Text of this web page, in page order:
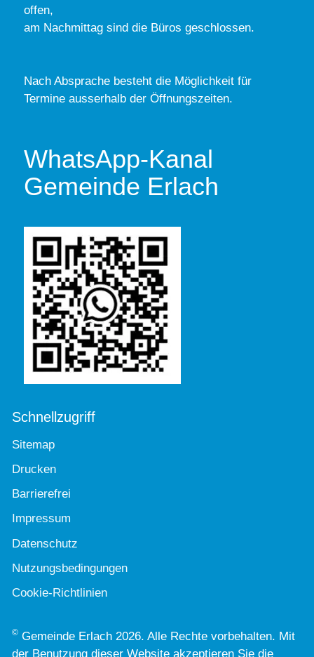
offen,
am Nachmittag sind die Büros geschlossen.
Nach Absprache besteht die Möglichkeit für
Termine ausserhalb der Öffnungszeiten.
WhatsApp-Kanal
Gemeinde Erlach
Schnellzugriff
Sitemap
Drucken
Barrierefrei
Impressum
Datenschutz
Nutzungsbedingungen
Cookie-Richtlinien
© Gemeinde Erlach 2026. Alle Rechte vorbehalten. Mit
der Benutzung dieser Website akzeptieren Sie die